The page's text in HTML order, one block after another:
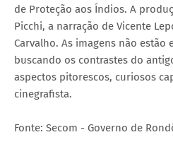
de Proteção aos Índios. A
Picchi, a narração de Vicente
Carvalho. As imagens não
buscando os contrastes do
aspectos pitorescos, curiosos
cinegrafista.
Fonte: Secom - Governo de